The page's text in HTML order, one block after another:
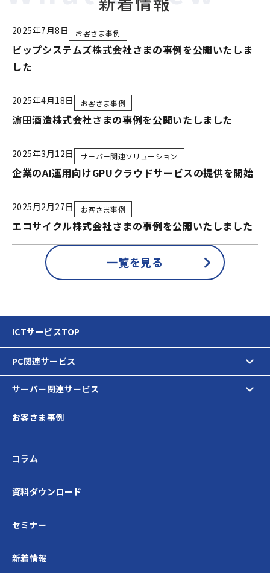
2025年7月8日 お客さま事例
ビップシステムズ株式会社さまの事例を公開いたしま
した
2025年4月18日 お客さま事例
濵田酒造株式会社さまの事例を公開いたしました
2025年3月12日 サーバー関連ソリューション
企業のAI運用向けGPUクラウドサービスの提供を開始
2025月2月27日 お客さま事例
エコサイクル株式会社さまの事例を公開いたしました
一覧を見る
ICTサービスTOP
PC関連サービス
サーバー関連サービス
お客さま事例
コラム
資料ダウンロード
セミナー
新着情報